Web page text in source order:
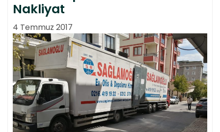
Nakliyat
4 Temmuz 2017